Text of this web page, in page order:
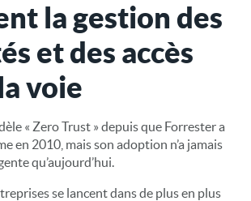
la gestion des
et des accès
voie
« Zero Trust » depuis que Forrester a
en 2010, mais son adoption n’a jamais
qu’aujourd’hui.
se lancent dans de plus en plus